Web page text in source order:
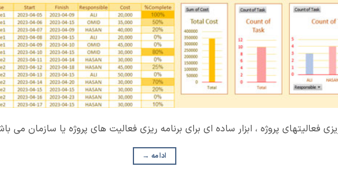
فعالیتهای پروژه ، ابزار ساده ای برای برنامه ریزی فعالیت های پروژه یا سازمان می
ادامه →